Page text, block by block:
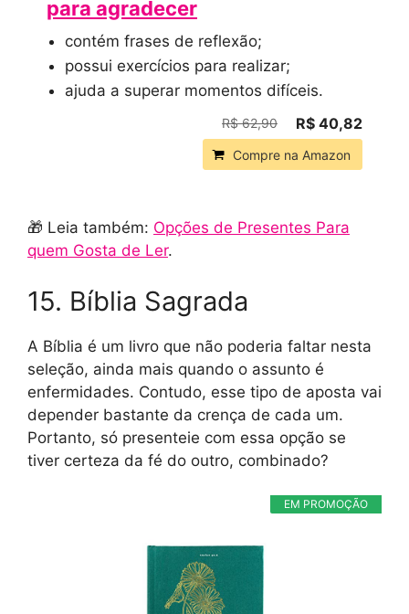
para agradecer
contém frases de reflexão;
possui exercícios para realizar;
ajuda a superar momentos difíceis.
R$ 62,90 R$ 40,82
Compre na Amazon
🎁 Leia também: Opções de Presentes Para
quem Gosta de Ler.
15. Bíblia Sagrada
A Bíblia é um livro que não poderia faltar nesta
seleção, ainda mais quando o assunto é
enfermidades. Contudo, esse tipo de aposta vai
depender bastante da crença de cada um.
Portanto, só presenteie com essa opção se
tiver certeza da fé do outro, combinado?
EM PROMOÇÃO